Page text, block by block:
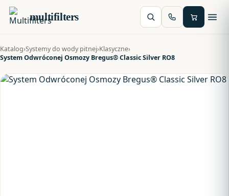
multifilters
Katalog›Systemy do wody pitnej›Klasyczne›
System Odwróconej Osmozy Bregus® Classic Silver RO8